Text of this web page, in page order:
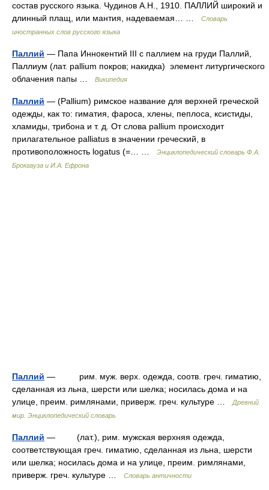
состав русского языка. Чудинов А.Н., 1910. ПАЛЛИЙ широкий и
длинный плащ, или мантия, надеваемая… …
Словарь
иностранных слов русского языка
Паллий — Папа Иннокентий III с паллием на груди Паллий,
Паллиум (лат. pallium покров; накидка) элемент литургического
облачения папы …
Википедия
Паллий — (Pallium) римское название для верхней греческой
одежды, как то: гиматия, фароса, хлены, пеплоса, ксистиды,
хламиды, трибона и т. д. От слова pallium происходит
прилагательное palliatus в значении греческий, в
противоположность logatus (=… …
Энциклопедический словарь Ф.А.
Брокгауза и И.А. Ефрона
Паллий — рим. муж. верх. одежда, соотв. греч. гиматию,
сделанная из льна, шерсти или шелка; носилась дома и на
улице, преим. римлянами, приверж. греч. культуре …
Древний
мир. Энциклопедический словарь
Паллий — (лат.), рим. мужская верхняя одежда,
соответствующая греч. гиматию, сделанная из льна, шерсти
или шелка; носилась дома и на улице, преим. римлянами,
приверж. греч. культуре …
Словарь античности